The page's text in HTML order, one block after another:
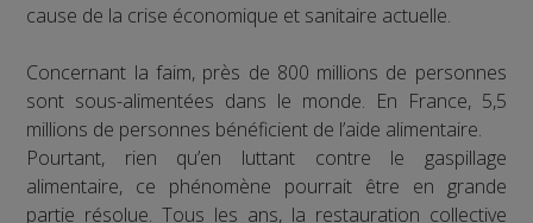
cause de la crise économique et sanitaire actuelle.
Concernant la faim, près de 800 millions de personnes
sont sous-alimentées dans le monde. En France, 5,5
millions de personnes bénéficient de l’aide alimentaire.
Pourtant, rien qu’en luttant contre le gaspillage
alimentaire, ce phénomène pourrait être en grande
partie résolue. Tous les ans, la restauration collective